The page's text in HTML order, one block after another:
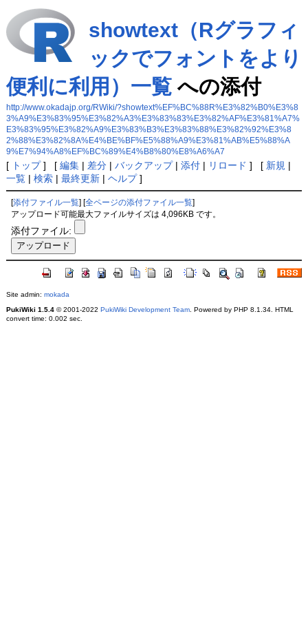
showtext（Rグラフィ
ックでフォントをより
便利に利用）一覧への添付
http://www.okadajp.org/RWiki/?showtext%EF%BC%88R%E3%82%B0%E3%8
3%A9%E3%83%95%E3%82%A3%E3%83%83%E3%82%AF%E3%81%A7%
E3%83%95%E3%82%A9%E3%83%B3%E3%83%88%E3%82%92%E3%8
2%88%E3%82%8A%E4%BE%BF%E5%88%A9%E3%81%AB%E5%88%A
9%E7%94%A8%EF%BC%89%E4%B8%80%E8%A6%A7
[ トップ] [ 編集| 差分| バックアップ| 添付| リロード ] [ 新規 |
一覧| 検索| 最終更新| ヘルプ]
[添付ファイル一覧 ] [全ページの添付ファイル一覧
アップロード可能最大ファイルサイズは 4,096KB です。
添付ファイル:
Site admin: mokada
PukiWiki 1.5.4© 2001-2022 PukiWiki Development Team. Powered by PHP 8.1.34. HTML
convert time: 0.002 sec.